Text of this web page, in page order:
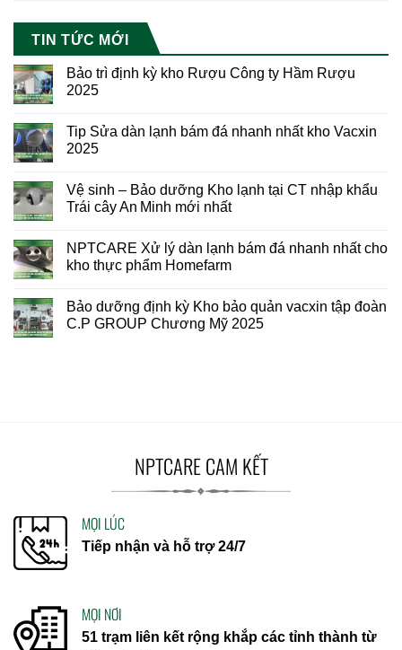
TIN TỨC MỚI
Bảo trì định kỳ kho Rượu Công ty Hầm Rượu
2025
Tip Sửa dàn lạnh bám đá nhanh nhất kho Vacxin
2025
Vệ sinh – Bảo dưỡng Kho lạnh tại CT nhập khẩu
Trái cây An Minh mới nhất
NPTCARE Xử lý dàn lạnh bám đá nhanh nhất cho
kho thực phẩm Homefarm
Bảo dưỡng định kỳ Kho bảo quản vacxin tập đoàn
C.P GROUP Chương Mỹ 2025
NPTCARE CAM KẾT
MỌI LÚC
Tiếp nhận và hỗ trợ 24/7
MỌI NƠI
51 trạm liên kết rộng khắp các tỉnh thành từ